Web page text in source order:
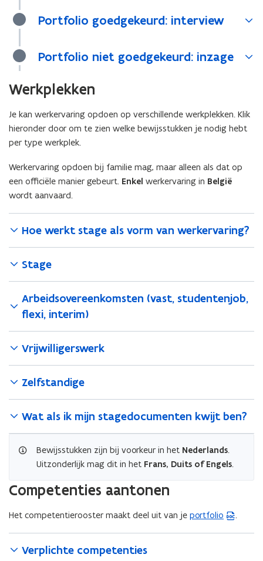
Portfolio goedgekeurd: interview
Portfolio niet goedgekeurd: inzage
Werkplekken
Je kan werkervaring opdoen op verschillende werkplekken. Klik
hieronder door om te zien welke bewijsstukken je nodig hebt
per type werkplek.
Werkervaring opdoen bij familie mag, maar alleen als dat op
een officiële manier gebeurt. Enkel werkervaring in België
wordt aanvaard.
Hoe werkt stage als vorm van werkervaring?
Stage
Arbeidsovereenkomsten (vast, studentenjob,
flexi, interim)
Vrijwilligerswerk
Zelfstandige
Wat als ik mijn stagedocumenten kwijt ben?
Bewijsstukken zijn bij voorkeur in het Nederlands.
Uitzonderlijk mag dit in het Frans, Duits of Engels.
Competenties aantonen
Het competentierooster maakt deel uit van je portfolio
(
.
Verplichte competenties